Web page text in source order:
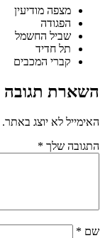
מצפה מודיעין
הפגודה
שביל החשמל
תל חדיד
קברי המכבים
השארת תגובה
האימייל לא יוצג באתר.
התגובה שלך *
שם *